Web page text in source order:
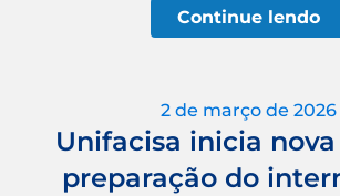
Continue lendo
2 de março de 2026
Unifacisa inicia
preparação do